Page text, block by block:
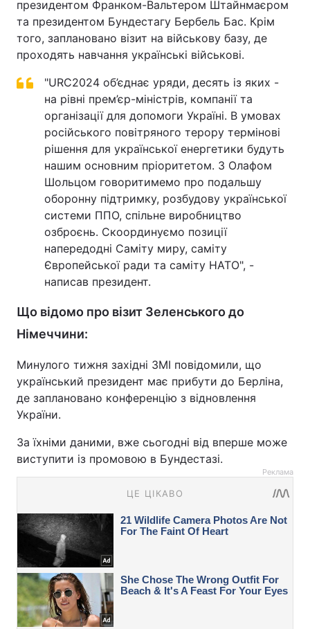
президентом Франком-Вальтером Штайнмаєром
та президентом Бундестагу Бербель Бас. Крім
того, заплановано візит на військову базу, де
проходять навчання українські військові.
"URC2024 об’єднає уряди, десять із яких -
на рівні прем’єр-міністрів, компанії та
організації для допомоги Україні. В умовах
російського повітряного терору термінові
рішення для української енергетики будуть
нашим основним пріоритетом. З Олафом
Шольцом говоритимемо про подальшу
оборонну підтримку, розбудову української
системи ППО, спільне виробництво
озброєнь. Скоординуємо позиції
напередодні Саміту миру, саміту
Європейської ради та саміту НАТО", -
написав президент.
Що відомо про візит Зеленського до
Німеччини:
Минулого тижня західні ЗМІ повідомили, що
український президент має прибути до Берліна,
де заплановано конференцію з відновлення
України.
За їхніми даними, вже сьогодні від вперше може
виступити із промовою в Бундестазі.
Реклама